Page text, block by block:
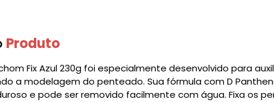
Produto
Fix Azul 230g foi especialmente desenvolvido para
a modelagem do penteado. Sua fórmula com D
e pode ser removido facilmente com água. Fixa os